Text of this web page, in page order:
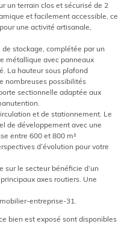
un terrain clos et sécurisé de 2
et facilement accessible, ce
une activité artisanale,
stockage, complétée par un
métallique avec panneaux
La hauteur sous plafond
nombreuses possibilités
sectionnelle adaptée aux
et de stationnement. Le
de développement avec une
entre 600 et 800 m²
d’évolution pour votre
sur le secteur bénéficie d’un
axes routiers. Une
entreprise-31.
bien est exposé sont disponibles